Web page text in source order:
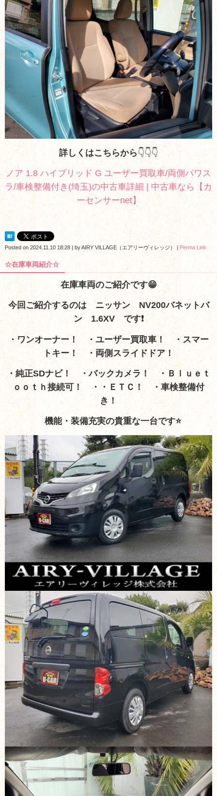
詳しくはこちらから 👇👇👇
ノア 1.8 ハイブリッド G ユーザー買取車/両側パワス
ラ/車検整備付き(埼玉)の中古車詳細 | 中古車なら【カ
ーセンサーnet】
Posted on 2024.11.10 18:28 | byAIRY VILLAGE（エアリーヴィレッジ） | Perma Link
☆在庫車両紹介☆
在庫車両のご紹介です😁
今回ご紹介するのは ニッサン NV200バネットバ
ン 1.6XV
です❗
・ワンオーナー！ ・ユーザー買取車！ ・スマー
トキー！ ・両側スライドドア！
・純正SDナビ！
・バックカメラ！ ・Ｂｌｕｅｔ
ｏｏｔｈ接続可！ ・・ＥＴＣ！ ・車検整備付
き！
機能・装備充実の貴重な一台です⭐